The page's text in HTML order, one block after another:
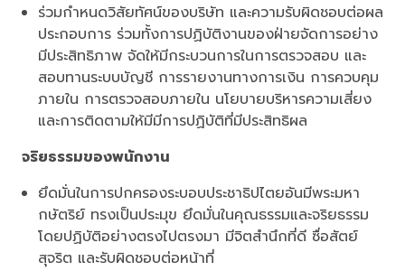
ร่วมกำหนดวิสัยทัศน์ของบริษัท และความรับผิดชอบต่อผล
ประกอบการ ร่วมทั้งการปฏิบัติงานของฝ่ายจัดการอย่าง
มีประสิทธิภาพ จัดให้มีกระบวนการในการตรวจสอบ และ
สอบทานระบบบัญชี การรายงานทางการเงิน การควบคุม
ภายใน การตรวจสอบภายใน นโยบายบริหารความเสี่ยง
และการติดตามให้มีมีการปฏิบัติที่มีประสิทธิผล
จริยธรรมของพนักงาน
ยึดมั่นในการปกครองระบอบประชาธิปไตยอันมีพระมหา
กษัตริย์ ทรงเป็นประมุข ยึดมั่นในคุณธรรมและจริยธรรม
โดยปฏิบัติอย่างตรงไปตรงมา มีจิตสำนึกที่ดี ซื่อสัตย์
สุจริต และรับผิดชอบต่อหน้าที่